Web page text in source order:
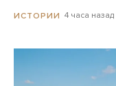
ИСТОРИИ 4 часа назад